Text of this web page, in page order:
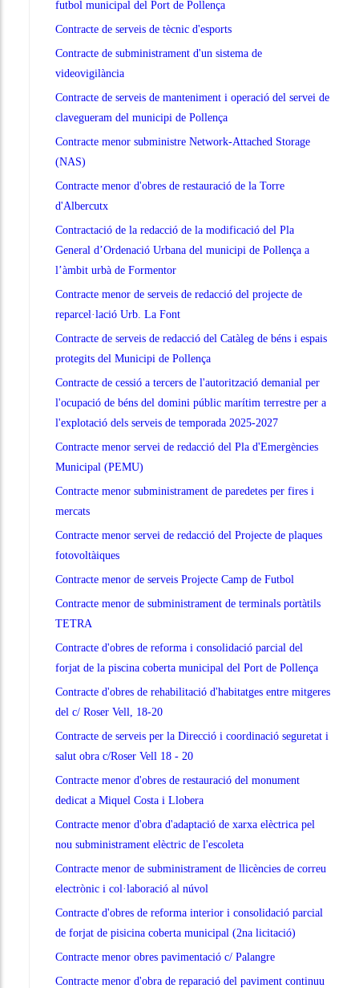
futbol municipal del Port de Pollença
Contracte de serveis de tècnic d'esports
Contracte de subministrament d'un sistema de
videovigilància
Contracte de serveis de manteniment i operació del servei de
clavegueram del municipi de Pollença
Contracte menor subministre Network-Attached Storage
(NAS)
Contracte menor d'obres de restauració de la Torre
d'Albercutx
Contractació de la redacció de la modificació del Pla
General d’Ordenació Urbana del municipi de Pollença a
l’àmbit urbà de Formentor
Contracte menor de serveis de redacció del projecte de
reparcel·lació Urb. La Font
Contracte de serveis de redacció del Catàleg de béns i espais
protegits del Municipi de Pollença
Contracte de cessió a tercers de l'autorització demanial per
l'ocupació de béns del domini públic marítim terrestre per a
l'explotació dels serveis de temporada 2025-2027
Contracte menor servei de redacció del Pla d'Emergències
Municipal (PEMU)
Contracte menor subministrament de paredetes per fires i
mercats
Contracte menor servei de redacció del Projecte de plaques
fotovoltàiques
Contracte menor de serveis Projecte Camp de Futbol
Contracte menor de subministrament de terminals portàtils
TETRA
Contracte d'obres de reforma i consolidació parcial del
forjat de la piscina coberta municipal del Port de Pollença
Contracte d'obres de rehabilitació d'habitatges entre mitgeres
del c/ Roser Vell, 18-20
Contracte de serveis per la Direcció i coordinació seguretat i
salut obra c/Roser Vell 18 - 20
Contracte menor d'obres de restauració del monument
dedicat a Miquel Costa i Llobera
Contracte menor d'obra d'adaptació de xarxa elèctrica pel
nou subministrament elèctric de l'escoleta
Contracte menor de subministrament de llicències de correu
electrònic i col·laboració al núvol
Contracte d'obres de reforma interior i consolidació parcial
de forjat de pisicina coberta municipal (2na licitació)
Contracte menor obres pavimentació c/ Palangre
Contracte menor d'obra de reparació del paviment continuu